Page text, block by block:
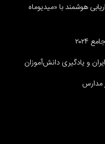
هوشمند با «میدیوماه
و یادگیری دانش‌آموزان